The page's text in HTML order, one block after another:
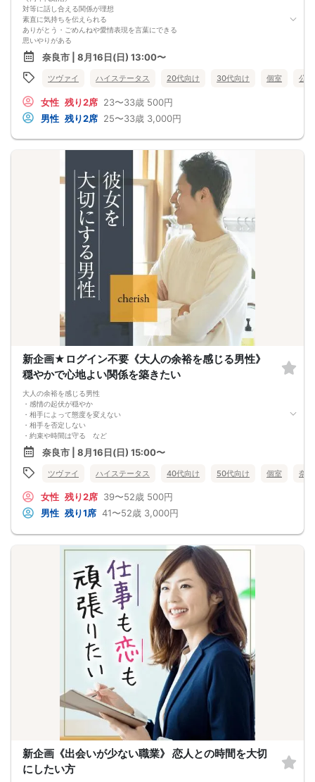
対等に話し合える関係が理想
素直に気持ちを伝えられる
ありがとう・ごめんねや愛情表現を言葉にできる
思いやりがある
好きなことや価値観を否定しないで尊重してくれる
対等に何でも言いあえる
思った事は我慢せず
お互いの意見に耳を傾けることができる
結婚までの期間もある程度見据えているから、
互いに話もスムーズに進みそう。
～恋して結婚までの道のりを二人で～
奈良市 | 8月16日(日) 13:00〜
ツヴァイ ハイステータス 20代向け 30代向け 個室 公
女性 残り2席 23〜33歳 500円
男性 残り2席 25〜33歳 3,000円
新企画★ログイン不要《大人の余裕を感じる男性》
穏やかで心地よい関係を築きたい
大人の余裕を感じる男性
・感情の起伏が穏やか
・相手によって態度を変えない
・相手を否定しない
・約束や時間は守る など
そして＆hellip＆＆
小さなことにも「ありがとう」を忘れない、
感謝の気持ちを大切にする女性がお集まり
これから先を穏やかに支え合える
奈良市 | 8月16日(日) 15:00〜
ツヴァイ ハイステータス 40代向け 50代向け 個室 奈
女性 残り2席 39〜52歳 500円
男性 残り1席 41〜52歳 3,000円
新企画《出会いが少ない職業》 恋人との時間を大切
にしたい方